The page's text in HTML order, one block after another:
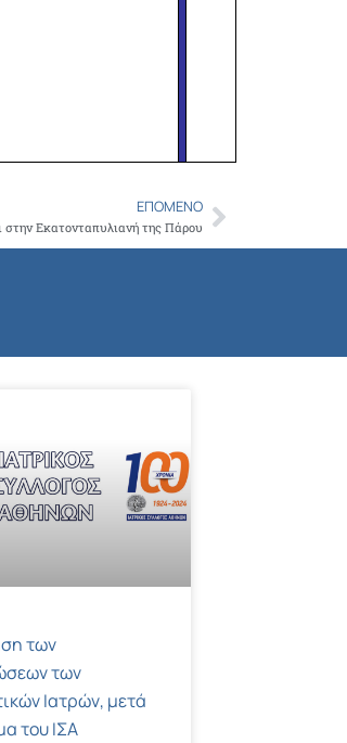
ΕΠΌΜΕΝΟ
Εκατονταπυλιανή της ΠάρουNext
των
των
Ιατρών, μετά
του ΙΣΑ